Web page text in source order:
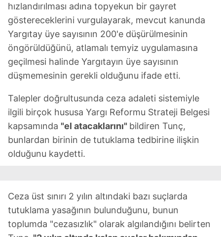
hızlandırılması adına topyekun bir gayret
göstereceklerini vurgulayarak, mevcut kanunda
Yargıtay üye sayısının 200'e düşürülmesinin
öngörüldüğünü, atlamalı temyiz uygulamasına
geçilmesi halinde Yargıtayın üye sayısının
düşmemesinin gerekli olduğunu ifade etti.
Talepler doğrultusunda ceza adaleti sistemiyle
ilgili birçok hususa Yargı Reformu Strateji Belgesi
kapsamında "el atacaklarını" bildiren Tunç,
bunlardan birinin de tutuklama tedbirine ilişkin
olduğunu kaydetti.
Ceza üst sınırı 2 yılın altındaki bazı suçlarda
tutuklama yasağının bulunduğunu, bunun
toplumda "cezasızlık" olarak algılandığını belirten